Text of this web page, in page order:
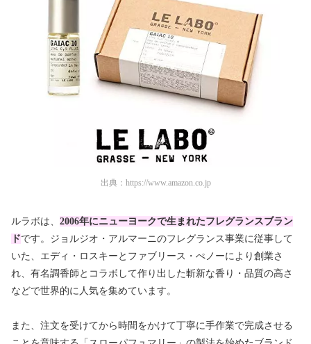
出典： https://www.amazon.co.jp
ルラボは、 2006年にニューヨークで生まれたフレグランスブラン
ドです。ジョルジオ・アルマーニのフレグランス事業に従事して
いた、エディ・ロスキーとファブリース・ぺノーにより創業さ
れ、有名調香師とコラボして作り出した斬新な香り・品質の高さ
などで世界的に人気を集めています。
また、注文を受けてから時間をかけて丁寧に手作業で完成させる